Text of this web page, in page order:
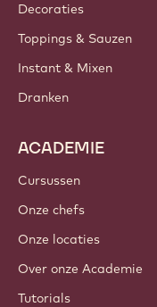
Decoraties
Toppings & Sauzen
Instant & Mixen
Dranken
ACADEMIE
Cursussen
Onze chefs
Onze locaties
Over onze Academie
Tutorials